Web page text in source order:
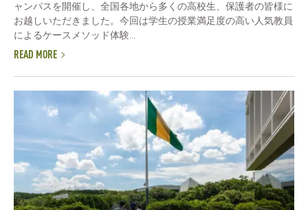
ャンパスを開催し、全国各地から多くの高校生、保護者の皆様に
お越しいただきました。今回は学生の授業満足度の高い人気教員
によるケースメソッド体験...
READ MORE